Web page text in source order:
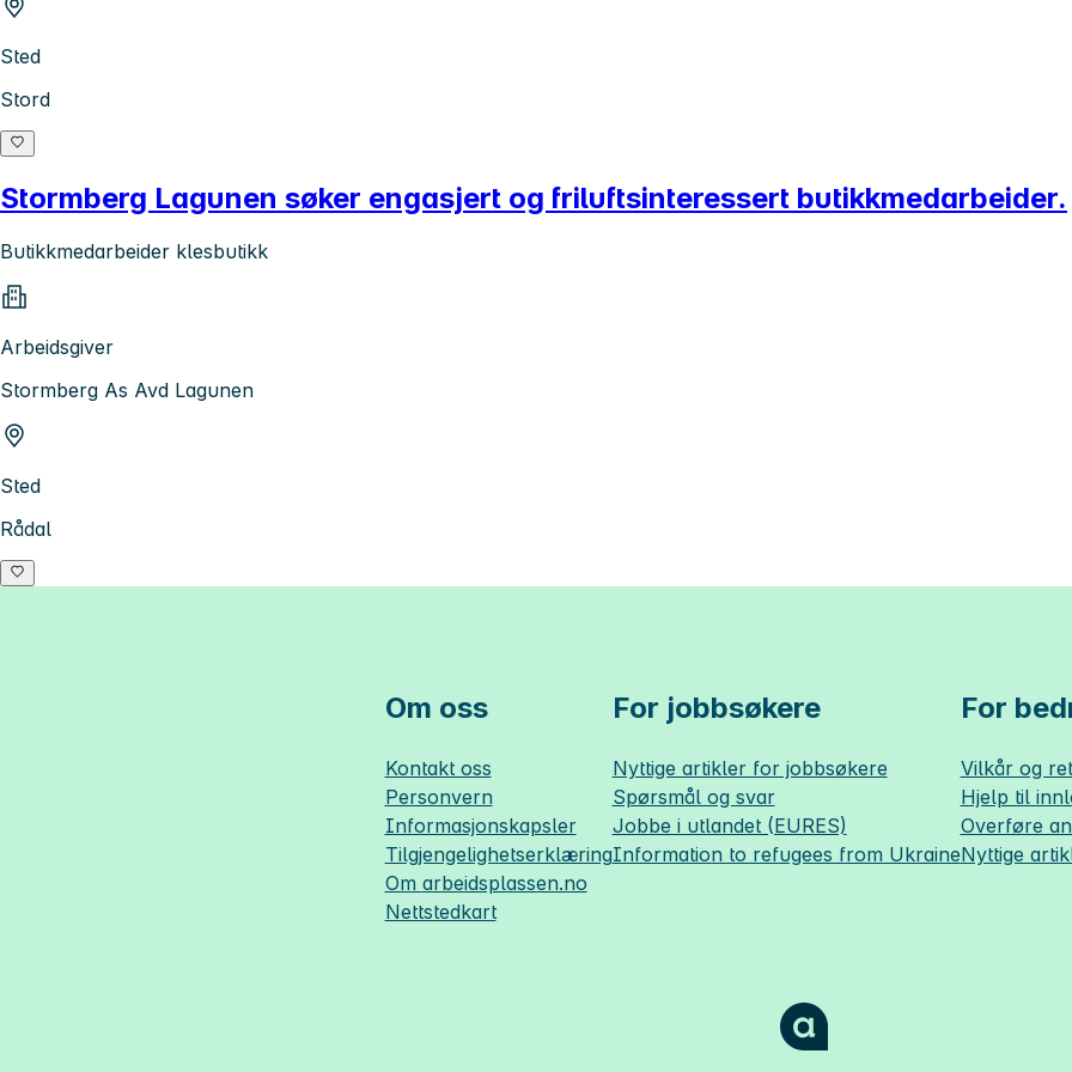
Sted
Stord
Stormberg Lagunen søker engasjert og friluftsinteressert butikkmedarbeider.
Butikkmedarbeider klesbutikk
Arbeidsgiver
Stormberg As Avd Lagunen
Sted
Rådal
Om oss
Kontakt oss
Personvern
Informasjonskapsler
Tilgjengelighetserklæring
Om arbeidsplassen.no
Nettstedkart
For jobbsøkere
Nyttige artikler for jobbsøkere
Spørsmål og svar
Jobbe i utlandet (EURES)
Information to refugees from Ukraine
For
Vilkår og
Hjelp til
Overføre
Nyttige